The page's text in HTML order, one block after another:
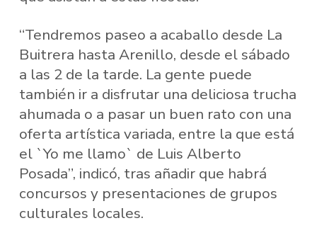
“Tendremos paseo a acaballo desde La
Buitrera hasta Arenillo, desde el sábado
a las 2 de la tarde. La gente puede
también ir a disfrutar una deliciosa trucha
ahumada o a pasar un buen rato con una
oferta artística variada, entre la que está
el `Yo me llamo` de Luis Alberto
Posada”, indicó, tras añadir que habrá
concursos y presentaciones de grupos
culturales locales.